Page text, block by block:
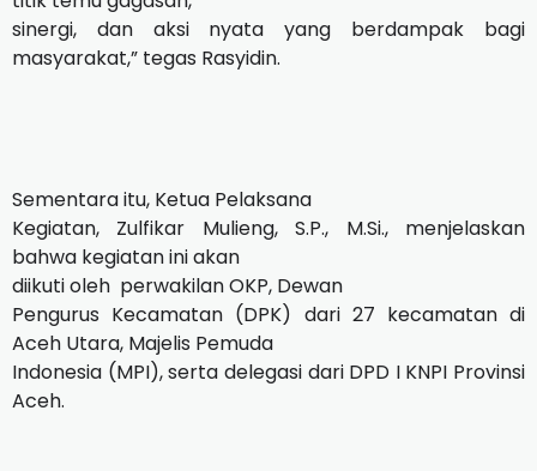
sinergi, dan aksi nyata yang berdampak bagi
masyarakat,” tegas Rasyidin.
Sementara itu, Ketua Pelaksana
Kegiatan, Zulfikar Mulieng, S.P., M.Si., menjelaskan
bahwa kegiatan ini akan
diikuti oleh perwakilan OKP, Dewan
Pengurus Kecamatan (DPK) dari 27 kecamatan di
Aceh Utara, Majelis Pemuda
Indonesia (MPI), serta delegasi dari DPD I KNPI Provinsi
Aceh.